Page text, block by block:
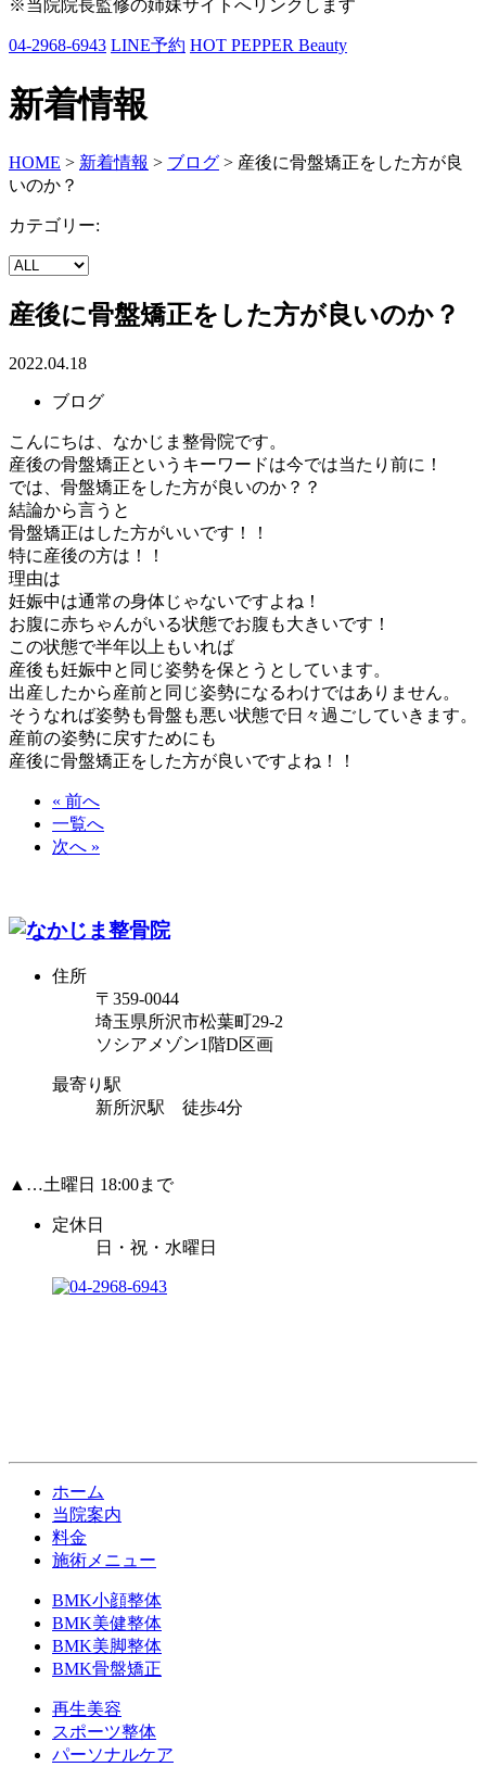
※当院院長監修の姉妹サイトへリンクします
04-2968-6943 LINE予約 HOT PEPPER Beauty
新着情報
HOME > 新着情報 > ブログ > 産後に骨盤矯正をした方が良
いのか？
カテゴリー:
産後に骨盤矯正をした方が良いのか？
2022.04.18
ブログ
こんにちは、なかじま整骨院です。
産後の骨盤矯正というキーワードは今では当たり前に！
では、骨盤矯正をした方が良いのか？？
結論から言うと
骨盤矯正はした方がいいです！！
特に産後の方は！！
理由は
妊娠中は通常の身体じゃないですよね！
お腹に赤ちゃんがいる状態でお腹も大きいです！
この状態で半年以上もいれば
産後も妊娠中と同じ姿勢を保とうとしています。
出産したから産前と同じ姿勢になるわけではありません。
そうなれば姿勢も骨盤も悪い状態で日々過ごしていきます。
産前の姿勢に戻すためにも
産後に骨盤矯正をした方が良いですよね！！
« 前へ
一覧へ
次へ »
住所
〒359-0044
埼玉県所沢市松葉町29-2
ソシアメゾン1階D区画
最寄り駅
新所沢駅 徒歩4分
▲…土曜日 18:00まで
定休日
日・祝・水曜日
ホーム
当院案内
料金
施術メニュー
BMK小顔整体
BMK美健整体
BMK美脚整体
BMK骨盤矯正
再生美容
スポーツ整体
パーソナルケア